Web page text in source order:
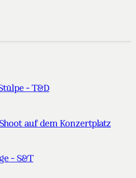
– T&D
auf dem Konzertplatz
– S&T